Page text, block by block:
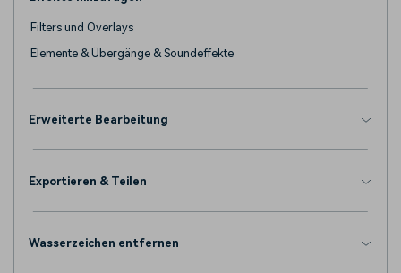
Filters und Overlays
Elemente & Übergänge & Soundeffekte
Erweiterte Bearbeitung
Exportieren & Teilen
Wasserzeichen entfernen